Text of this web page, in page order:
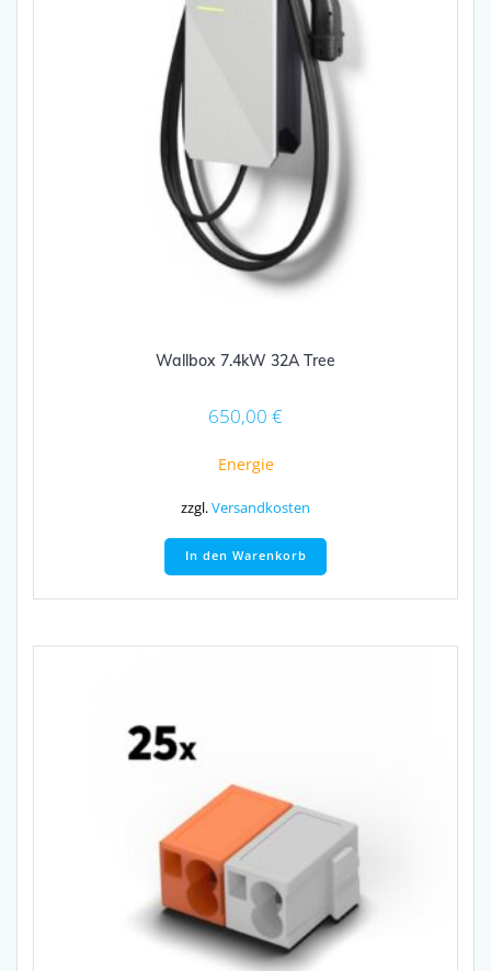
Wallbox 7.4kW 32A Tree
650,00 €
Energie
zzgl.Versandkosten
In den Warenkorb